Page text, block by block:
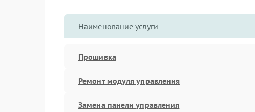
Наименование услуги
Прошивка
Ремонт модуля управления
Замена панели управления